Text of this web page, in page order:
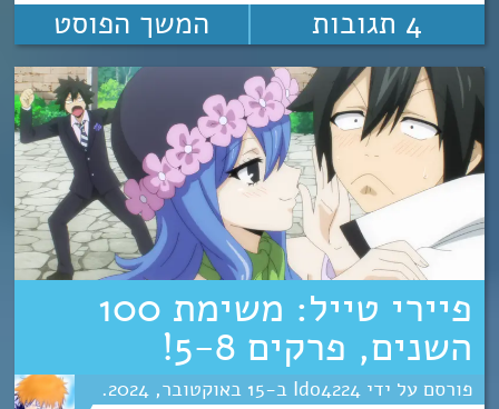
4 תגובות המשך הפוסט
פיירי טייל: משימת 100
השנים, פרקים 5-8!
Ido4224
15 אוקטובר 2024